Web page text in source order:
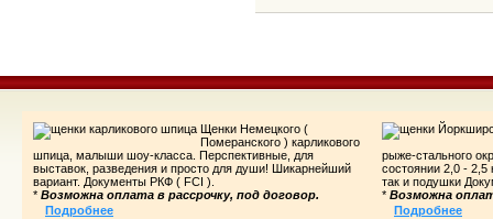
Щенки Немецкого (
Померанского ) карликового
шпица, малыши шоу-класса. Перспективные, для
выставок, разведения и просто для души! Шикарнейший
вариант. Документы РКФ ( FCI ).
* Возможна оплата в рассрочку, под договор.
Подробнее
рыже-стального
состоянии 2,0 - 2,5
так и подушки
* Возможна
Подробнее